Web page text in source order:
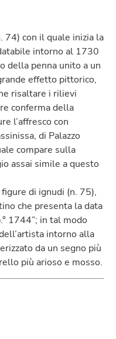
74) con il quale inizia la
intorno al 1730
della penna unito a un
effetto pittorico,
risaltare i rilievi
conferma della
l’affresco con
di Palazzo
compare sulla
assai simile a questo
di ignudi (n. 75),
che presenta la data
1744”; in tal modo
intorno alla
da un segno più
più arioso e mosso.